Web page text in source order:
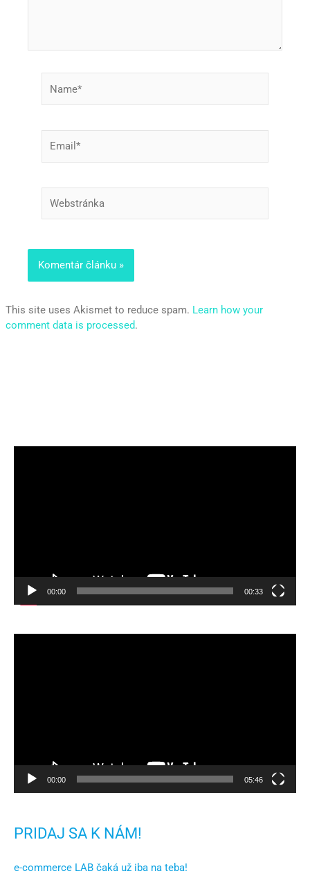
This site uses Akismet to reduce spam. Learn how your
comment data is processed.
00:00 00:33
00:00 05:46
PRIDAJ SA K NÁM!
e-commerce LAB čaká už iba na teba!